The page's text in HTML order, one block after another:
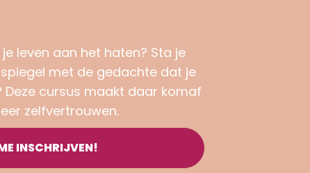
leven aan het haten? Sta je
met de gedachte dat je
cursus maakt daar komaf
zelfvertrouwen.
INSCHRIJVEN!